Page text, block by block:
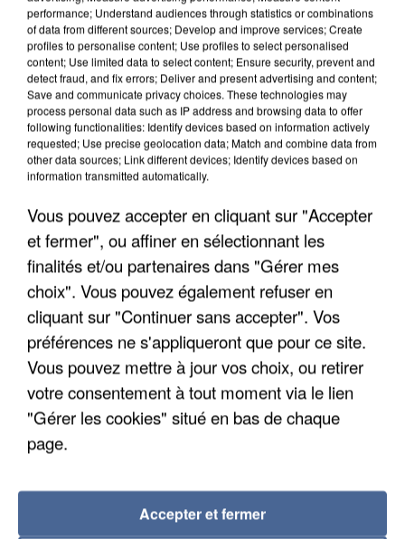
5 août 2026
L’un des fondateurs supposés de la DZ Mafia
interpellé en Algérie
Il est soupçonné d'y avoir mené ses opérations en
France.
performance; Understand audiences through statistics or combinations
of data from different sources; Develop and improve services; Create
profiles to personalise content; Use profiles to select personalised
content; Use limited data to select content; Ensure security, prevent and
detect fraud, and fix errors; Deliver and present advertising and content;
Save and communicate privacy choices. These technologies may
process personal data such as IP address and browsing data to offer
following functionalities: Identify devices based on information actively
requested; Use precise geolocation data; Match and combine data from
other data sources; Link different devices; Identify devices based on
information transmitted automatically.
Vous pouvez accepter en cliquant sur "Accepter
et fermer", ou affiner en sélectionnant les
finalités et/ou partenaires dans "Gérer mes
choix". Vous pouvez également refuser en
cliquant sur "Continuer sans accepter". Vos
préférences ne s'appliqueront que pour ce site.
Vous pouvez mettre à jour vos choix, ou retirer
votre consentement à tout moment via le lien
"Gérer les cookies" situé en bas de chaque
page.
Accepter et fermer